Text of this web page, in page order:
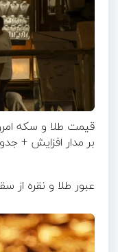
بر مدار افزایش +
عبور طلا و نقره از